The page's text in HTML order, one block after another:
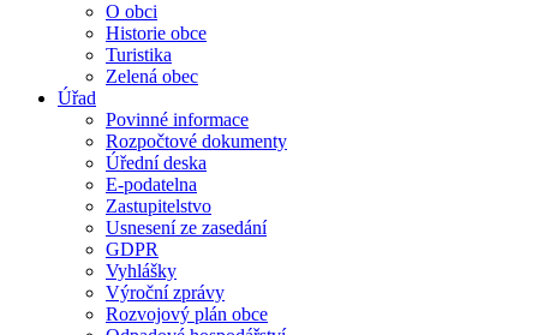
O obci
Historie obce
Turistika
Zelená obec
Úřad
Povinné informace
Rozpočtové dokumenty
Úřední deska
E-podatelna
Zastupitelstvo
Usnesení ze zasedání
GDPR
Vyhlášky
Výroční zprávy
Rozvojový plán obce